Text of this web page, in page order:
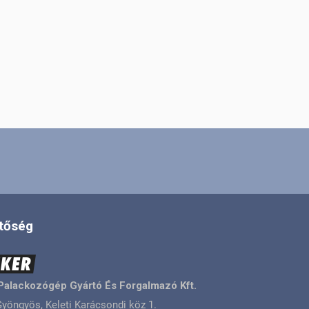
Gyártó És Forgalmazó Kft.
Keleti Karácsondi köz 1.